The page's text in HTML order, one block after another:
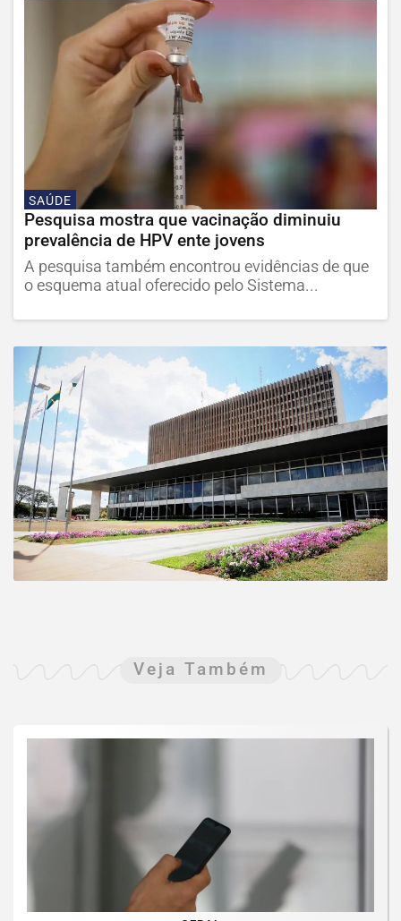
SAÚDE
Pesquisa mostra que vacinação diminuiu
prevalência de HPV ente jovens
A pesquisa também encontrou evidências de que
o esquema atual oferecido pelo Sistema...
Veja Também